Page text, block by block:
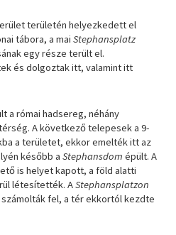
területén helyezkedett el
tábora, a maiStephansplatz
egy része terült el.
és dolgoztak itt, valamint itt
a római hadsereg, néhány
A következő telepesek a 9-
a területet, ekkor emelték itt az
később aStephansdom épült. A
is helyet kapott, a föld alatti
létesítették. AStephansplatzon
fel, a tér ekkortól kezdte